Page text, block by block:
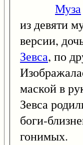
Муза
из девяти
версии,
Зевса, по
маской в
Зевса
боги-
гонимых.